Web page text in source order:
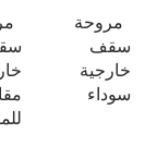
مروحة
سقف
خارجية
سوداء